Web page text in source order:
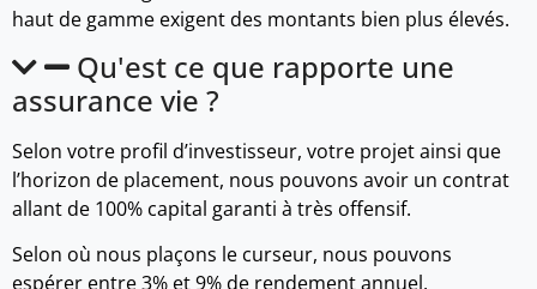
haut de gamme exigent des montants bien plus élevés.
Qu'est ce que rapporte une
assurance vie ?
Selon votre profil d’investisseur, votre projet ainsi que
l’horizon de placement, nous pouvons avoir un contrat
allant de 100% capital garanti à très offensif.
Selon où nous plaçons le curseur, nous pouvons
espérer entre 3% et 9% de rendement annuel.